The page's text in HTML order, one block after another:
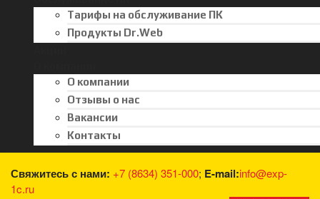
Тарифы на обслуживание ПК
Продукты Dr.Web
О компании
Отзывы о нас
Вакансии
Контакты
Свяжитесь с нами: +7 (8634) 351-000; E-mail:info@exp-
1c.ru